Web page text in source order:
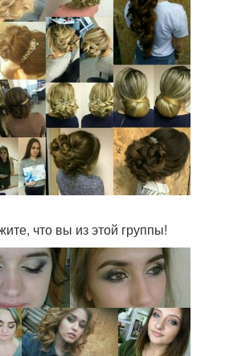
что вы из этой группы!